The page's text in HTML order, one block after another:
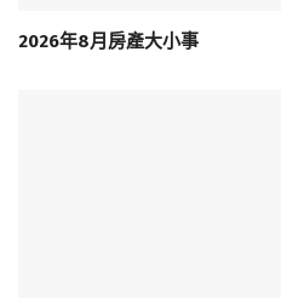
2026年8月房產大小事